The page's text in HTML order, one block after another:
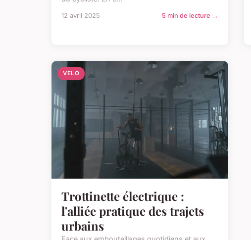
12 avril 2025 5 min de lecture →
VELO
Trottinette électrique :
l'alliée pratique des trajets
urbains